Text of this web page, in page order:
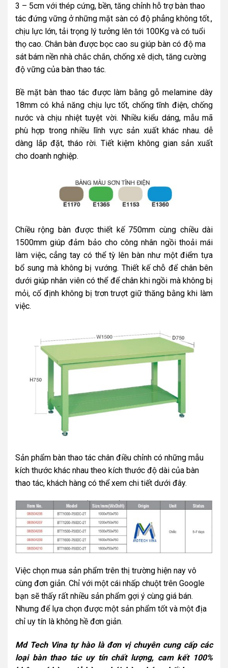
3 – 5cm với thép cứng, bền, tăng chỉnh hỗ trợ bàn thao
tác đứng vững ở những mặt sàn có độ phẳng không tốt.,
chịu lực lớn, tải trọng lý tưởng lên tới 100Kg và có tuổi
thọ cao. Chân bàn được bọc cao su giúp bàn có độ ma
sát bám nền nhà chắc chắn, chống xê dịch, tăng cường
độ vững của bàn thao tác.
Bề mặt bàn thao tác được làm bằng gỗ melamine dày
18mm có khả năng chịu lực tốt, chống tĩnh điện, chống
nước và chịu nhiệt tuyệt vời. Nhiều kiểu dáng, mẫu mã
phù hợp trong nhiều lĩnh vực sản xuất khác nhau. dễ
dàng lắp đặt, tháo rời. Tiết kiệm không gian sản xuất
cho doanh nghiệp.
Chiều rộng bàn được thiết kế 750mm cùng chiều dài
1500mm giúp đảm bảo cho công nhân ngồi thoải mái
làm việc, cẳng tay có thể tỳ lên bàn như một điểm tựa
bổ sung mà không bị vướng. Thiết kế chỗ để chân bên
dưới giúp nhân viên có thể để chân khi ngồi mà không bị
mỏi, cố định không bị trơn trượt giữ thăng bằng khi làm
việc.
Sản phẩm bàn thao tác chân điều chỉnh có những mẫu
kích thước khác nhau theo kích thước độ dài của bàn
thao tác, khách hàng có thể xem chi tiết dưới đây.
Việc chọn mua sản phẩm trên thị trường hiện nay vô
cùng đơn giản. Chỉ với một cái nhấp chuột trên Google
bạn sẽ thấy rất nhiều sản phẩm gợi ý cùng giá bán.
Nhưng để lựa chọn được một sản phẩm tốt và một địa
chỉ uy tín là không hề đơn giản.
Md Tech Vina tự hào là đơn vị chuyên cung cấp các
loại bàn thao tác uy tín chất lượng, cam kết 100%